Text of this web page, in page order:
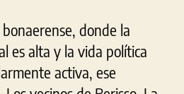
donde la
es alta y la vida política
activa, ese